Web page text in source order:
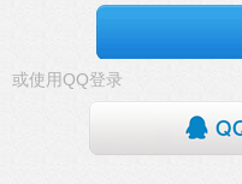
或使用QQ登录